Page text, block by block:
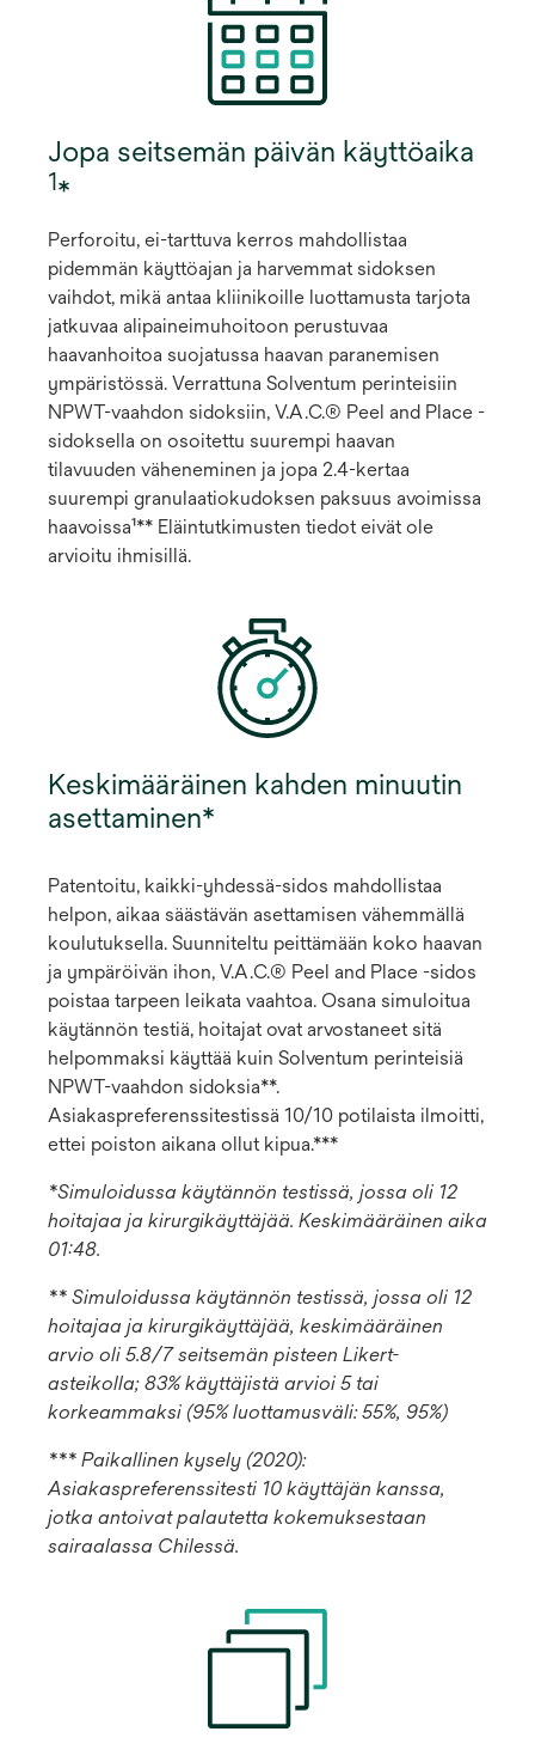
Jopa seitsemän päivän käyttöaika
1*
Perforoitu, ei-tarttuva kerros mahdollistaa
pidemmän käyttöajan ja harvemmat sidoksen
vaihdot, mikä antaa kliinikoille luottamusta tarjota
jatkuvaa alipaineimuhoitoon perustuvaa
haavanhoitoa suojatussa haavan paranemisen
ympäristössä. Verrattuna Solventum perinteisiin
NPWT-vaahdon sidoksiin, V.A.C.® Peel and Place -
sidoksella on osoitettu suurempi haavan
tilavuuden väheneminen ja jopa 2.4-kertaa
suurempi granulaatiokudoksen paksuus avoimissa
haavoissa¹** Eläintutkimusten tiedot eivät ole
arvioitu ihmisillä.
Keskimääräinen kahden minuutin
asettaminen*
Patentoitu, kaikki-yhdessä-sidos mahdollistaa
helpon, aikaa säästävän asettamisen vähemmällä
koulutuksella. Suunniteltu peittämään koko haavan
ja ympäröivän ihon, V.A.C.® Peel and Place -sidos
poistaa tarpeen leikata vaahtoa. Osana simuloitua
käytännön testiä, hoitajat ovat arvostaneet sitä
helpommaksi käyttää kuin Solventum perinteisiä
NPWT-vaahdon sidoksia**.
Asiakaspreferenssitestissä 10/10 potilaista ilmoitti,
ettei poiston aikana ollut kipua.***
*Simuloidussa käytännön testissä, jossa oli 12
hoitajaa ja kirurgikäyttäjää. Keskimääräinen aika
01:48.
** Simuloidussa käytännön testissä, jossa oli 12
hoitajaa ja kirurgikäyttäjää, keskimääräinen
arvio oli 5.8/7 seitsemän pisteen Likert-
asteikolla; 83% käyttäjistä arvioi 5 tai
korkeammaksi (95% luottamusväli: 55%, 95%)
*** Paikallinen kysely (2020):
Asiakaspreferenssitesti 10 käyttäjän kanssa,
jotka antoivat palautetta kokemuksestaan
sairaalassa Chilessä.